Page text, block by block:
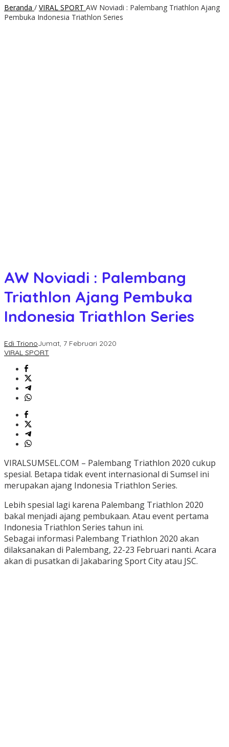
Beranda / VIRAL SPORT AW Noviadi : Palembang Triathlon Ajang
Pembuka Indonesia Triathlon Series
AW Noviadi : Palembang
Triathlon Ajang Pembuka
Indonesia Triathlon Series
Edi TrionoJumat, 7 Februari 2020
VIRAL SPORT
VIRALSUMSEL.COM – Palembang Triathlon 2020 cukup
spesial. Betapa tidak event internasional di Sumsel ini
merupakan ajang Indonesia Triathlon Series.
Lebih spesial lagi karena Palembang Triathlon 2020
bakal menjadi ajang pembukaan. Atau event pertama
Indonesia Triathlon Series tahun ini.
Sebagai informasi Palembang Triathlon 2020 akan
dilaksanakan di Palembang, 22-23 Februari nanti. Acara
akan di pusatkan di Jakabaring Sport City atau JSC.